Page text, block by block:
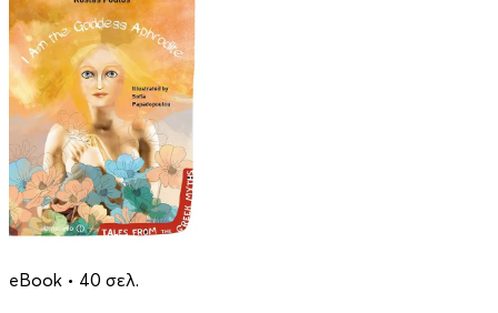
eBook • 40 σελ.